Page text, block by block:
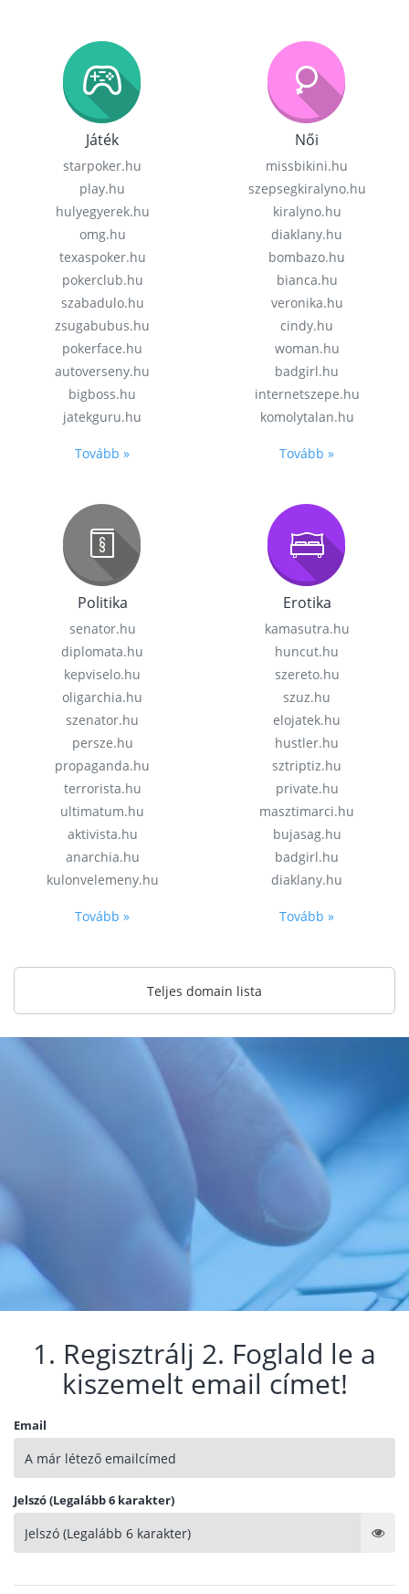
Játék
starpoker.hu
play.hu
hulyegyerek.hu
omg.hu
texaspoker.hu
pokerclub.hu
szabadulo.hu
zsugabubus.hu
pokerface.hu
autoverseny.hu
bigboss.hu
jatekguru.hu
Tovább »
Női
missbikini.hu
szepsegkiralyno.hu
kiralyno.hu
diaklany.hu
bombazo.hu
bianca.hu
veronika.hu
cindy.hu
woman.hu
badgirl.hu
internetszepe.hu
komolytalan.hu
Tovább »
Politika
senator.hu
diplomata.hu
kepviselo.hu
oligarchia.hu
szenator.hu
persze.hu
propaganda.hu
terrorista.hu
ultimatum.hu
aktivista.hu
anarchia.hu
kulonvelemeny.hu
Tovább »
Erotika
kamasutra.hu
huncut.hu
szereto.hu
szuz.hu
elojatek.hu
hustler.hu
sztriptiz.hu
private.hu
masztimarci.hu
bujasag.hu
badgirl.hu
diaklany.hu
Tovább »
Teljes domain lista
1. Regisztrálj 2. Foglald le a
kiszemelt email címet!
Email
Jelszó (Legalább 6 karakter)